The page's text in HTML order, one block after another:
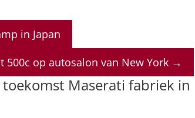
in Japan
500c op autosalon van New York →
Maserati fabriek in